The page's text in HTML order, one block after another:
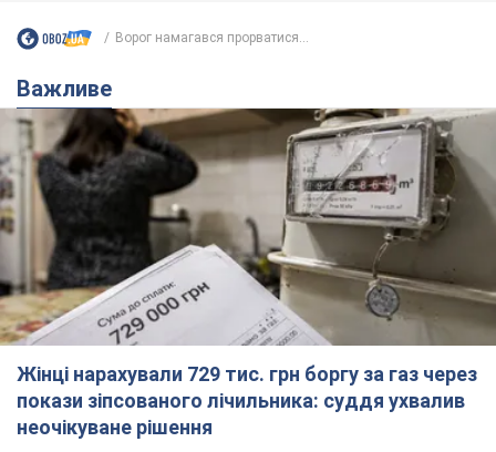
Ворог намагався прорватися...
Важливе
Жінці нарахували 729 тис. грн боргу за газ через
покази зіпсованого лічильника: суддя ухвалив
неочікуване рішення